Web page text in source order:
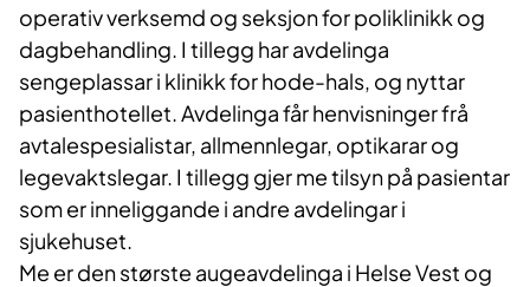
operativ verksemd og seksjon for poliklinikk og
dagbehandling. I tillegg har avdelinga
sengeplassar i klinikk for hode-hals, og nyttar
pasienthotellet. Avdelinga får henvisninger frå
avtalespesialistar, allmennlegar, optikarar og
legevaktslegar. I tillegg gjer me tilsyn på pasientar
som er inneliggande i andre avdelingar i
sjukehuset.
Me er den største augeavdelinga i Helse Vest og